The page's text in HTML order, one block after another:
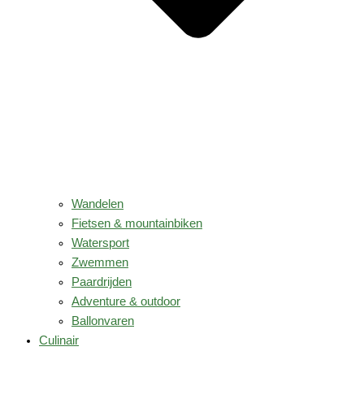
Wandelen
Fietsen & mountainbiken
Watersport
Zwemmen
Paardrijden
Adventure & outdoor
Ballonvaren
Culinair